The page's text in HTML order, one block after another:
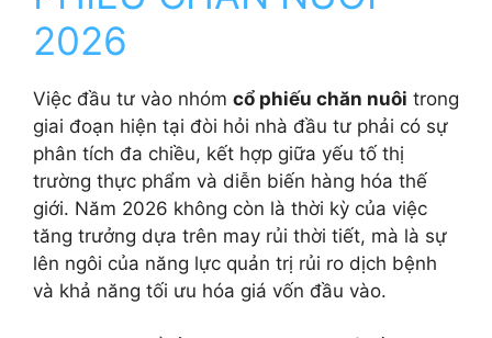
2026
Việc đầu tư vào nhóm cổ phiếu chăn nuôi trong
giai đoạn hiện tại đòi hỏi nhà đầu tư phải có sự
phân tích đa chiều, kết hợp giữa yếu tố thị
trường thực phẩm và diễn biến hàng hóa thế
giới. Năm 2026 không còn là thời kỳ của việc
tăng trưởng dựa trên may rủi thời tiết, mà là sự
lên ngôi của năng lực quản trị rủi ro dịch bệnh
và khả năng tối ưu hóa giá vốn đầu vào.